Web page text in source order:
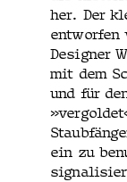
her. Der
ent­wor­fen
Design­er
mit dem
und für
ein zu